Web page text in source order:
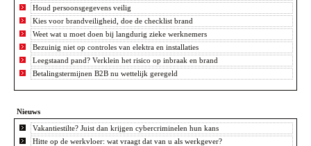
Houd persoonsgegevens veilig
Kies voor brandveiligheid, doe de checklist brand
Weet wat u moet doen bij langdurig zieke werknemers
Bezuinig niet op controles van elektra en installaties
Leegstaand pand? Verklein het risico op inbraak en brand
Betalingstermijnen B2B nu wettelijk geregeld
Nieuws
Vakantiestilte? Juist dan krijgen cybercriminelen hun kans
Hitte op de werkvloer: wat vraagt dat van u als werkgever?